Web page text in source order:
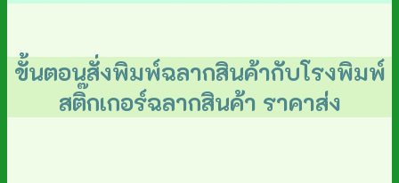
ขั้นตอนสั่งพิมพ์ฉลากสินค้ากับโรงพิมพ์
สติ๊กเกอร์ฉลากสินค้า ราคาส่ง